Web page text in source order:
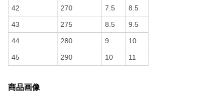
42 270 7.5 8.5
43 275 8.5 9.5
44 280 9 10
45 290 10 11
商品画像